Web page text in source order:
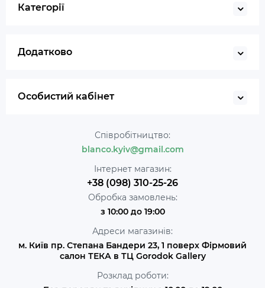
Категорії
Додатково
Особистий кабінет
Співробітництво:
blanco.kyiv@gmail.com
Інтернет магазин:
+38 (098) 310-25-26
Обробка замовлень:
з 10:00 до 19:00
Адреси магазинів:
м. Київ пр. Степана Бандери 23, 1 поверх Фірмовий
салон ТЕКА в ТЦ Gorodok Gallery
Розклад роботи: